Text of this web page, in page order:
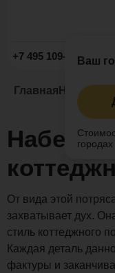
Ваш
+7 495 109-52-09
Главная Наши
От вида этой
захватывает дух.
стиль коттеджного
Каждая деталь
фактуры и